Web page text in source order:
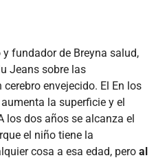
fundador de Breyna salud,
Jeans sobre las
envejecido. El En los
la superficie y el
los dos años se alcanza el
el niño tiene la
cosa a esa edad, pero al